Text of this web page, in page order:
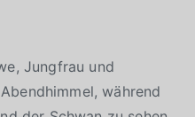
Jungfrau und
während